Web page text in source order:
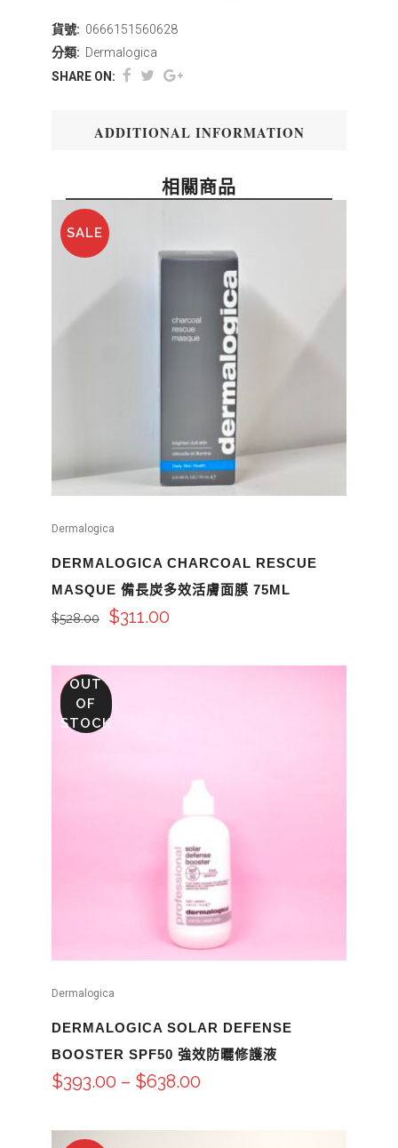
貨號: 0666151560628
分類: Dermalogica
SHARE ON:
ADDITIONAL INFORMATION
相關商品
SALE
Dermalogica
DERMALOGICA CHARCOAL RESCUE
MASQUE 備長炭多效活膚面膜 75ML
$528.00 $311.00
SALE
OUT
OF
STOCK
Dermalogica
DERMALOGICA SOLAR DEFENSE
BOOSTER SPF50 強效防曬修護液
$393.00 – $638.00